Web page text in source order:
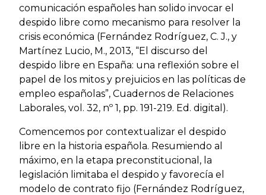
comunicación españoles han solido invocar el
despido libre como mecanismo para resolver la
crisis económica (Fernández Rodríguez, C. J., y
Martínez Lucio, M., 2013, “El discurso del
despido libre en España: una reflexión sobre el
papel de los mitos y prejuicios en las políticas de
empleo españolas”, Cuadernos de Relaciones
Laborales, vol. 32, nº 1, pp. 191-219. Ed. digital).
Comencemos por contextualizar el despido
libre en la historia española. Resumiendo al
máximo, en la etapa preconstitucional, la
legislación limitaba el despido y favorecía el
modelo de contrato fijo (Fernández Rodríguez,